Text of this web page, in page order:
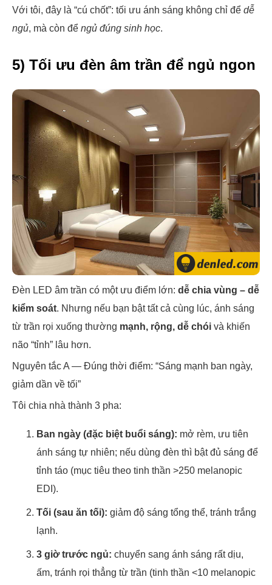
Với tôi, đây là “cú chốt”: tối ưu ánh sáng không chỉ để dễ
ngủ, mà còn để ngủ đúng sinh học.
5) Tối ưu đèn âm trần để ngủ ngon
Đèn LED âm trần có một ưu điểm lớn: dễ chia vùng – dễ
kiểm soát. Nhưng nếu bạn bật tất cả cùng lúc, ánh sáng
từ trần rọi xuống thường mạnh, rộng, dễ chói và khiến
não “tỉnh” lâu hơn.
Nguyên tắc A — Đúng thời điểm: “Sáng mạnh ban ngày,
giảm dần về tối”
Tôi chia nhà thành 3 pha:
Ban ngày (đặc biệt buổi sáng): mở rèm, ưu tiên
ánh sáng tự nhiên; nếu dùng đèn thì bật đủ sáng để
tỉnh táo (mục tiêu theo tinh thần >250 melanopic
EDI).
Tối (sau ăn tối): giảm độ sáng tổng thể, tránh trắng
lạnh.
3 giờ trước ngủ: chuyển sang ánh sáng rất dịu,
ấm, tránh rọi thẳng từ trần (tinh thần <10 melanopic